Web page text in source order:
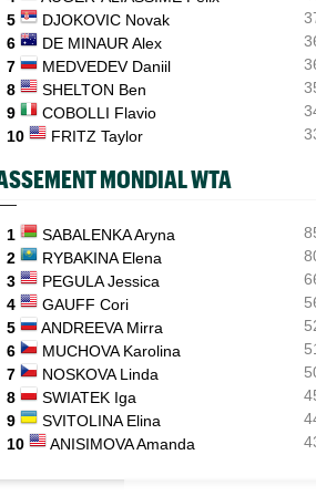
Jeunes
Championne du monde en 2025, la France U14
dès les poules
Jeunes
Coupe Galéa : l’équipe de France U18 sacrée
championne d’Europe
ATP - Montréal
Stefanos Tsitsipas sur son père : "J’ai été trop
patient..."
ATP - Montréal
Combien touchent les joueurs au Masters
Montréal ?
5
DJOKOVIC Novak
6
DE MINAUR Alex
7
MEDVEDEV Daniil
8
SHELTON Ben
9
COBOLLI Flavio
10
FRITZ Taylor
MONDIAL WTA
1 SABALENKA Aryna
2
RYBAKINA Elena
3
PEGULA Jessica
4
GAUFF Cori
5
ANDREEVA Mirra
6
MUCHOVA Karolina
7
NOSKOVA Linda
8
SWIATEK Iga
9
SVITOLINA Elina
10
ANISIMOVA Amanda